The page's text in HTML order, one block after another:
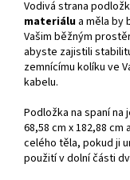
Vodivá strana
materiálu a měla by
Vašim běžným
abyste zajistili
zemnícímu kolíku ve
kabelu.
Podložka na spaní na
68,58 cm x 182,88
celého těla, pokud ji
použití v dolní části